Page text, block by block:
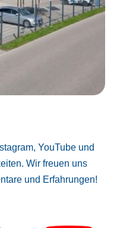
YouTube und
Wir freuen uns
und Erfahrungen!